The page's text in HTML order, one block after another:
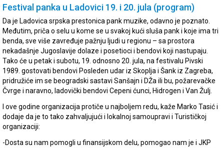
Festival panka u Ladovici 19. i 20. jula (program)
Da je Ladovica srpska prestonica pank muzike, odavno je poznato.
Međutim, priča o selu u kome se u svakoj kući sluša pank i koje ima tri
benda, sve više zavređuje pažnju ljudi u regionu – sa prostora
nekadašnje Jugoslavije dolaze i posetioci i bendovi koji nastupaju.
Tako će u petak i subotu, 19. odnosno 20. jula, na festivalu Pivski
1989. gostovati bendovi Posleden udar iz Skoplja i Šank iz Zagreba,
pridružiće im se beogradski sastavi Sanšajn i DŽa ili bu, požarevačke
Čvrge i naravno, ladovički bendovi Cepeni ćunci, Hidrogen i Van Žulj.
I ove godine organizacija protiče u najboljem redu, kaže Marko Tasić i
dodaje da je to tako zahvaljujući i lokalnoj samoupravi i Turističkoj
organizaciji:
-Dosta su nam pomogli u finansijskom delu, pomogao nam je i JKP